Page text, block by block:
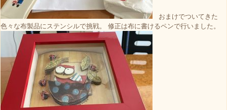
おまけでついてきた
色々な布製品にステンシルで挑戦。 修正は布に書けるペンで行いました。